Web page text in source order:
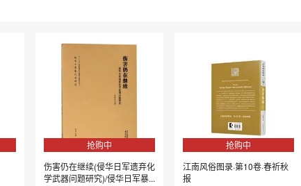
抢购中
伤害仍在继续(侵华日军遗弃化
学武器问题研究)/侵华日军暴...
抢购中
江南风俗图录·第10卷·春祈秋
报